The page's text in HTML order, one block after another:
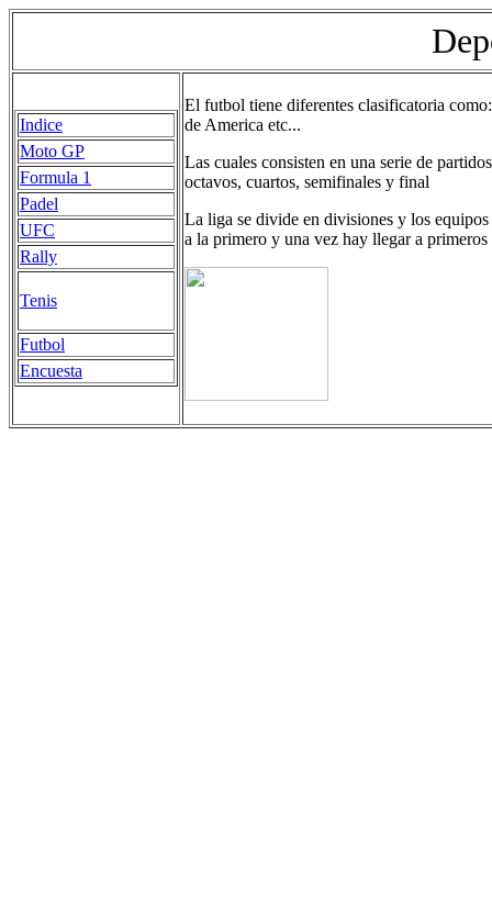
Indice
Moto GP
Formula 1
Padel
UFC
Rally
Tenis
Futbol
Encuesta
El futbol tiene diferentes clasificatoria
de America etc...
Las cuales consisten en una serie de
octavos, cuartos, semifinales y final
La liga se divide en divisiones y los
a la primero y una vez hay llegar a